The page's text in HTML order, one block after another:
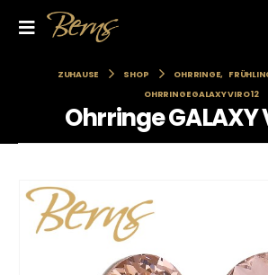
ZUHAUSE SHOP OHRRINGE,
OHRRINGE GALAXY VIRO 12
Ohrringe GALAXY